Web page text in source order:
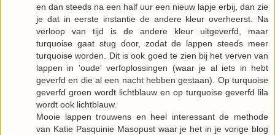
en dan steeds na een half uur een nieuw lapje erbij, dan zie
je dat in eerste instantie de andere kleur overheerst. Na
verloop van tijd is de andere kleur uitgeverfd, maar
turquoise gaat stug door, zodat de lappen steeds meer
turquoise worden. Dit is ook goed te zien bij het verven van
lappen in 'oude' verfoplossingen (waar je al iets in hebt
geverfd en die al een nacht hebben gestaan). Op turquoise
geverfd groen wordt lichtblauw en op turquoise geverfd lila
wordt ook lichtblauw.
Mooie lappen trouwens en heel interessant de methode
van Katie Pasquinie Masopust waar je het in je vorige blog